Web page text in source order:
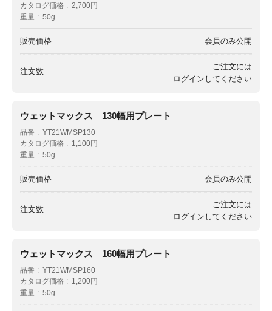
カタログ価格
2,700円
重量
50g
販売価格 会員のみ公開
注文数
ご注文には
ログイン してください
ウェットマックス 130幅用プレート
品番
YT21WMSP130
カタログ価格
1,100円
重量
50g
販売価格 会員のみ公開
注文数
ご注文には
ログイン してください
ウェットマックス 160幅用プレート
品番
YT21WMSP160
カタログ価格
1,200円
重量
50g